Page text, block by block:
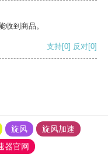
收到商品。
支持[0] 反对[0]
旋风
旋风加速
器官网